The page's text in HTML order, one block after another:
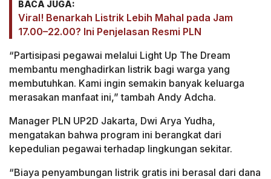
BACA JUGA:
Viral! Benarkah Listrik Lebih Mahal pada Jam
17.00–22.00? Ini Penjelasan Resmi PLN
“Partisipasi pegawai melalui Light Up The Dream
membantu menghadirkan listrik bagi warga yang
membutuhkan. Kami ingin semakin banyak keluarga
merasakan manfaat ini,” tambah Andy Adcha.
Manager PLN UP2D Jakarta, Dwi Arya Yudha,
mengatakan bahwa program ini berangkat dari
kepedulian pegawai terhadap lingkungan sekitar.
“Biaya penyambungan listrik gratis ini berasal dari dana